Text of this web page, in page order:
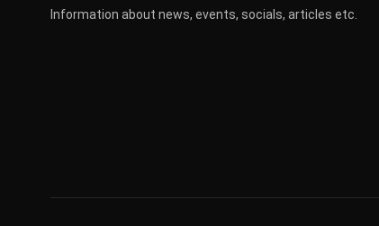
Information about news, events, socials, articles etc.